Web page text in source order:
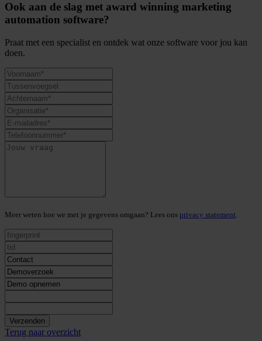
Ook aan de slag met award winning marketing
automation software?
Praat met een specialist en ontdek wat onze software voor jou kan
doen.
Meer weten hoe we met je gegevens omgaan? Lees ons privacy statement
Verzenden
Terug naar overzicht